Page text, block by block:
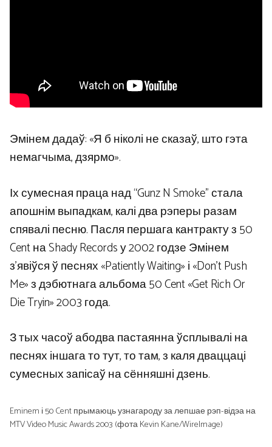
Эмінем дадаў: «Я б ніколі не сказаў, што гэта
немагчыма, дзярмо».
Іх сумесная праца над “Gunz N Smoke” стала
апошнім выпадкам, калі два рэперы разам
спявалі песню. Пасля першага кантракту з 50
Cent на Shady Records у 2002 годзе Эмінем
з’явіўся ў песнях «Patiently Waiting» і «Don’t Push
Me» з дэбютнага альбома 50 Cent «Get Rich Or
Die Tryin» 2003 года.
З тых часоў абодва пастаянна ўсплывалі на
песнях іншага то тут, то там, з каля дваццаці
сумесных запісаў на сённяшні дзень.
Eminem і 50 Cent прымаюць узнагароду за лепшае рэп-відэа на
MTV Video Music Awards 2003 (фота Kevin Kane/WireImage)